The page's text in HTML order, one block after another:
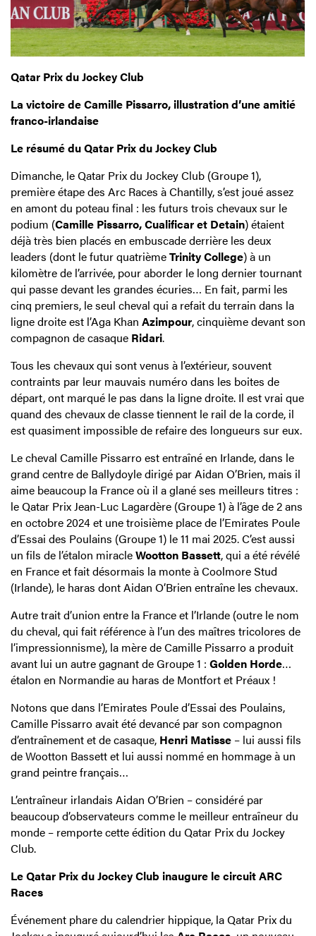
Qatar Prix du Jockey Club
La victoire de Camille Pissarro, illustration d’une amitié
franco-irlandaise
Le résumé du Qatar Prix du Jockey Club
Dimanche, le Qatar Prix du Jockey Club (Groupe 1),
première étape des Arc Races à Chantilly, s’est joué assez
en amont du poteau final : les futurs trois chevaux sur le
podium (Camille Pissarro, Cualificar et Detain) étaient
déjà très bien placés en embuscade derrière les deux
leaders (dont le futur quatrièmeTrinity College) à un
kilomètre de l’arrivée, pour aborder le long dernier tournant
qui passe devant les grandes écuries… En fait, parmi les
cinq premiers, le seul cheval qui a refait du terrain dans la
ligne droite est l’Aga Khan Azimpour, cinquième devant son
compagnon de casaque Ridari.
Tous les chevaux qui sont venus à l’extérieur, souvent
contraints par leur mauvais numéro dans les boites de
départ, ont marqué le pas dans la ligne droite. Il est vrai que
quand des chevaux de classe tiennent le rail de la corde, il
est quasiment impossible de refaire des longueurs sur eux.
Le cheval Camille Pissarro est entraîné en Irlande, dans le
grand centre de Ballydoyle dirigé par Aidan O’Brien, mais il
aime beaucoup la France où il a glané ses meilleurs titres :
le Qatar Prix Jean-Luc Lagardère (Groupe 1) à l’âge de 2 ans
en octobre 2024 et une troisième place de l’Emirates Poule
d’Essai des Poulains (Groupe 1) le 11 mai 2025. C’est aussi
un fils de l’étalon miracleWootton Bassett, qui a été révélé
en France et fait désormais la monte à Coolmore Stud
(Irlande), le haras dont Aidan O’Brien entraîne les chevaux.
Autre trait d’union entre la France et l’Irlande (outre le nom
du cheval, qui fait référence à l’un des maîtres tricolores de
l’impressionnisme), la mère de Camille Pissarro a produit
avant lui un autre gagnant de Groupe 1 : Golden Horde…
étalon en Normandie au haras de Montfort et Préaux !
Notons que dans l’Emirates Poule d’Essai des Poulains,
Camille Pissarro avait été devancé par son compagnon
d’entraînement et de casaque, Henri Matisse – lui aussi fils
de Wootton Bassett et lui aussi nommé en hommage à un
grand peintre français…
L’entraîneur irlandais Aidan O’Brien – considéré par
beaucoup d’observateurs comme le meilleur entraîneur du
monde – remporte cette édition du Qatar Prix du Jockey
Club.
Le Qatar Prix du Jockey Club inaugure le circuit ARC
Races
Événement phare du calendrier hippique, la Qatar Prix du